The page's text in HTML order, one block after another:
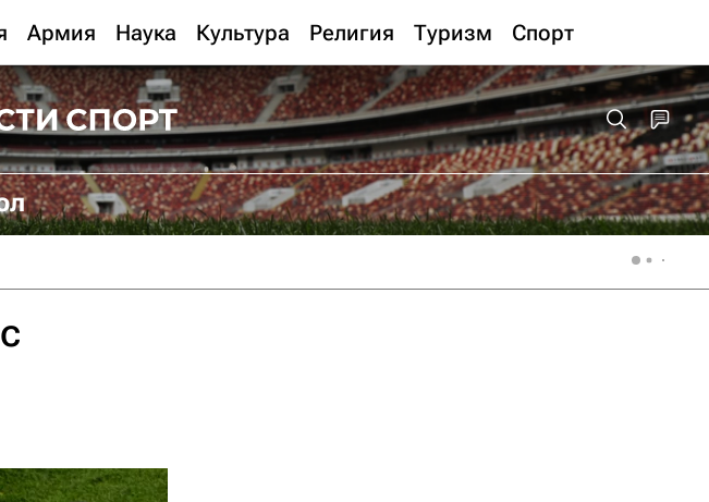
Армия Наука Культура Религия Туризм Спорт